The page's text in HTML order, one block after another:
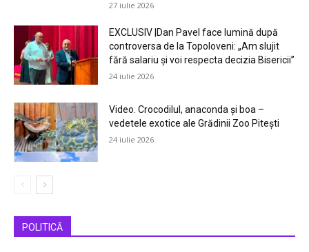
27 iulie 2026
EXCLUSIV |Dan Pavel face lumină după
controversa de la Topoloveni: „Am slujit
fără salariu și voi respecta decizia Bisericii”
24 iulie 2026
Video. Crocodilul, anaconda și boa –
vedetele exotice ale Grădinii Zoo Pitești
24 iulie 2026
POLITICĂ